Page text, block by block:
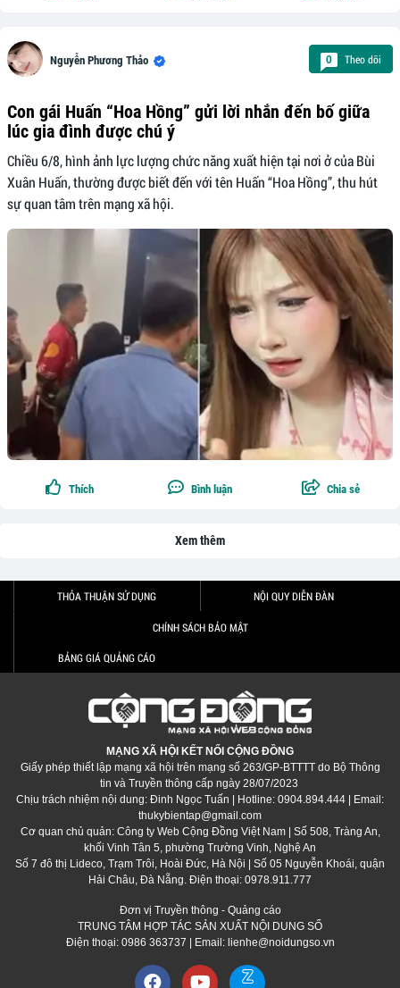
Nguyễn Phương Thảo 0 Theo dõi
Con gái Huấn “Hoa Hồng” gửi lời nhắn đến bố giữa
lúc gia đình được chú ý
Chiều 6/8, hình ảnh lực lượng chức năng xuất hiện tại nơi ở của Bùi
Xuân Huấn, thường được biết đến với tên Huấn “Hoa Hồng”, thu hút
sự quan tâm trên mạng xã hội.
Thích Bình luận Chia sẻ
Xem thêm
THỎA THUẬN SỬ DỤNG NỘI QUY DIỄN ĐÀN
CHÍNH SÁCH BẢO MẬT
BẢNG GIÁ QUẢNG CÁO
MẠNG XÃ HỘI KẾT NỐI CỘNG ĐỒNG
Giấy phép thiết lập mạng xã hội trên mạng số 263/GP-BTTTT do Bộ Thông
tin và Truyền thông cấp ngày 28/07/2023
Chịu trách nhiệm nội dung: Đinh Ngọc Tuấn | Hotline: 0904.894.444 | Email:
thukybientap@gmail.com
Cơ quan chủ quản: Công ty Web Cộng Đồng Việt Nam | Số 508, Tràng An,
khối Vinh Tân 5, phường Trường Vinh, Nghệ An
Số 7 đô thị Lideco, Trạm Trôi, Hoài Đức, Hà Nội | Số 05 Nguyễn Khoái, quận
Hải Châu, Đà Nẵng. Điện thoại: 0978.911.777
Đơn vị Truyền thông - Quảng cáo
TRUNG TÂM HỢP TÁC SẢN XUẤT NỘI DUNG SỐ
Điện thoại: 0986 363737 | Email: lienhe@noidungso.vn